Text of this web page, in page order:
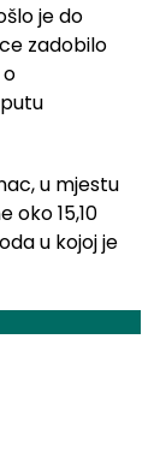
je do
zadobilo
u mjestu
oko 15,10
u kojoj je